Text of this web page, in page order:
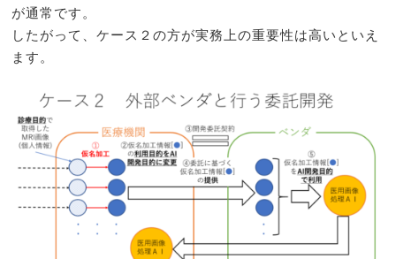
が通常です。
したがって、ケース２の方が実務上の重要性は高いといえ
ます。